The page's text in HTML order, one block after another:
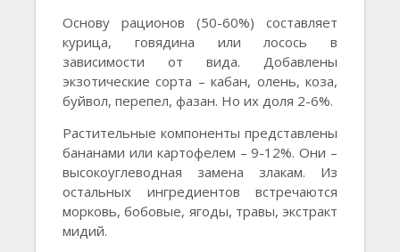
Основу рационов (50-60%) составляет
курица, говядина или лосось в
зависимости от вида. Добавлены
экзотические сорта – кабан, олень, коза,
буйвол, перепел, фазан. Но их доля 2-6%.
Растительные компоненты представлены
бананами или картофелем – 9-12%. Они –
высокоуглеводная замена злакам. Из
остальных ингредиентов встречаются
морковь, бобовые, ягоды, травы, экстракт
мидий.